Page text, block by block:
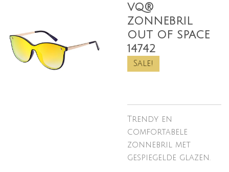
VQ®
ZONNEBRIL
OUT OF SPACE
14742
Sale!
Trendy en
comfortabele
zonnebril met
gespiegelde glazen.